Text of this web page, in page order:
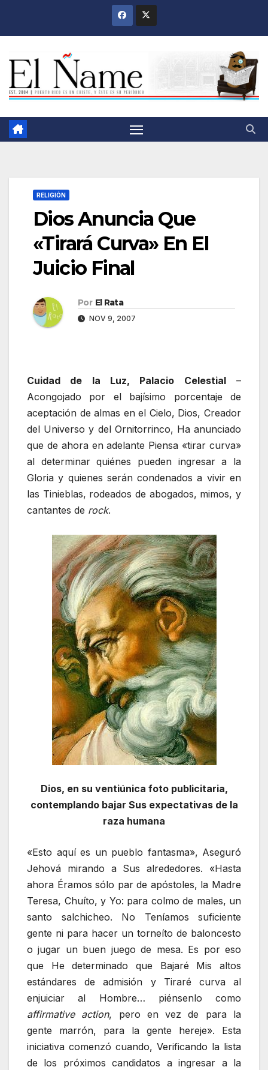
RELIGIÓN
Dios Anuncia Que
«Tirará Curva» En El
Juicio Final
Por El Rata
NOV 9, 2007
Cuidad de la Luz, Palacio Celestial–
Acongojado por el bajísimo porcentaje de
aceptación de almas en el Cielo, Dios, Creador
del Universo y del Ornitorrinco, Ha anunciado
que de ahora en adelante Piensa «tirar curva»
al determinar quiénes pueden ingresar a la
Gloria y quienes serán condenados a vivir en
las Tinieblas, rodeados de abogados, mimos, y
cantantes de rock.
Dios, en su ventiúnica foto publicitaria,
contemplando bajar Sus expectativas de la
raza humana
«Esto aquí es un pueblo fantasma», Aseguró
Jehová mirando a Sus alrededores. «Hasta
ahora Éramos sólo par de apóstoles, la Madre
Teresa, Chuíto, y Yo: para colmo de males, un
santo salchicheo. No Teníamos suficiente
gente ni para hacer un torneíto de baloncesto
o jugar un buen juego de mesa. Es por eso
que He determinado que Bajaré Mis altos
estándares de admisión y Tiraré curva al
enjuiciar al Hombre… piénsenlo como
affirmative action, pero en vez de para la
gente marrón, para la gente hereje». Esta
iniciativa comenzó cuando, Verificando la lista
de los próximos candidatos a ingresar a la